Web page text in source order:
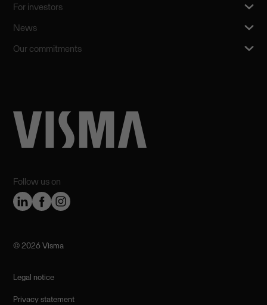
Follow us on
For investors
News
Our commitments
©️ 2026 Visma
Legal notice
Privacy statement